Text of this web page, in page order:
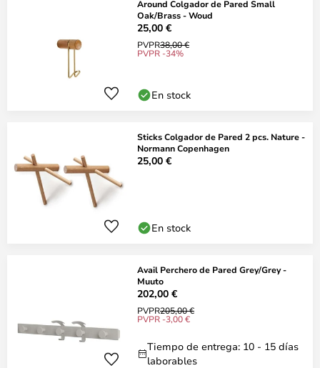
Around Colgador de Pared Small
Oak/Brass - Woud
25,00 €
PVPR38,00 €
PVPR -34%
En stock
Sticks Colgador de Pared 2 pcs. Nature -
Normann Copenhagen
25,00 €
En stock
Avail Perchero de Pared Grey/Grey -
Muuto
202,00 €
PVPR205,00 €
PVPR -3,00 €
Tiempo de entrega: 10 - 15 días
laborables